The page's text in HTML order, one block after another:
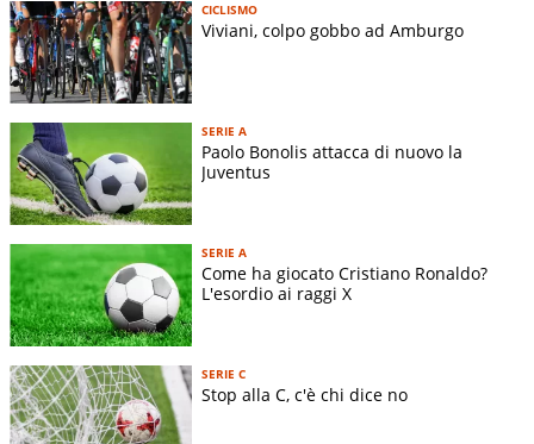
CICLISMO
Viviani, colpo gobbo ad Amburgo
SERIE A
Paolo Bonolis attacca di nuovo la
Juventus
SERIE A
Come ha giocato Cristiano Ronaldo?
L'esordio ai raggi X
SERIE C
Stop alla C, c'è chi dice no